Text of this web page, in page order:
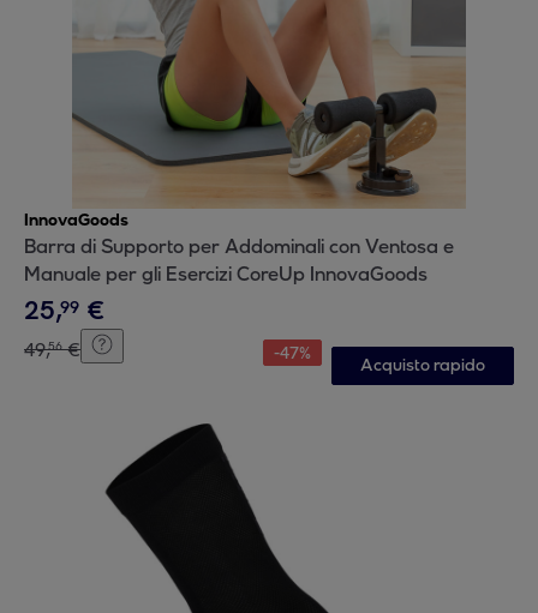
InnovaGoods
Barra di Supporto per Addominali con Ventosa e
Manuale per gli Esercizi CoreUp InnovaGoods
25,99 €
49,56 € -47%
Acquisto rapido